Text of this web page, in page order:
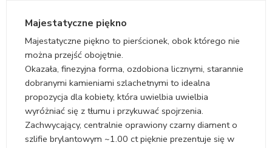
Majestatyczne piękno
Majestatyczne piękno to pierścionek, obok którego nie
można przejść obojętnie.
Okazała, finezyjna forma, ozdobiona licznymi, starannie
dobranymi kamieniami szlachetnymi to idealna
propozycja dla kobiety, która uwielbia uwielbia
wyróżniać się z tłumu i przykuwać spojrzenia.
Zachwycający, centralnie oprawiony czarny diament o
szlifie brylantowym ~1.00 ct pięknie prezentuje się w